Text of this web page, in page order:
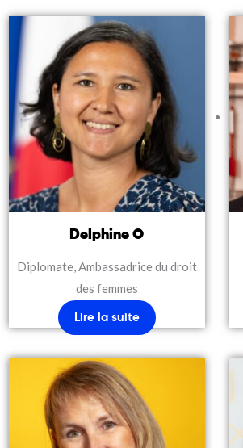
Delphine O
Diplomate, Ambassadrice du droit
des femmes
Lire la suite